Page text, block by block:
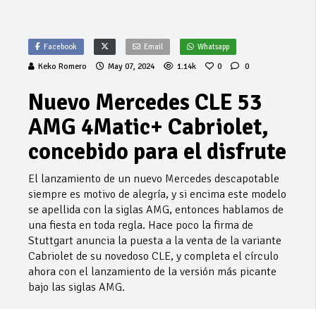
Facebook Email Whatsapp
Keko Romero May 07, 2024 1.14k 0 0
Nuevo Mercedes CLE 53
AMG 4Matic+ Cabriolet,
concebido para el disfrute
El lanzamiento de un nuevo Mercedes descapotable
siempre es motivo de alegría, y si encima este modelo
se apellida con la siglas AMG, entonces hablamos de
una fiesta en toda regla. Hace poco la firma de
Stuttgart anuncia la puesta a la venta de la variante
Cabriolet de su novedoso CLE, y completa el círculo
ahora con el lanzamiento de la versión más picante
bajo las siglas AMG.